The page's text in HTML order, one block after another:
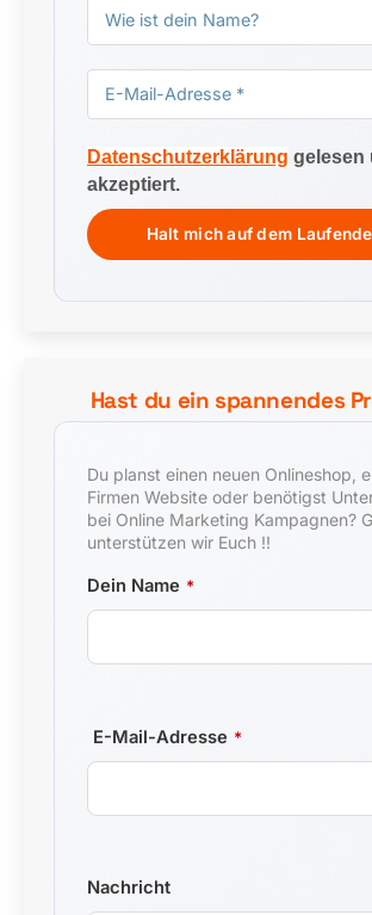
Datenschutzerklärung gelesen
akzeptiert.
Hast du ein spannendes
Du planst einen neuen Onlineshop,
Firmen Website oder benötigst
bei Online Marketing Kampagnen?
unterstützen wir Euch !!
Website
URL *
Dein Name *
E-Mail-Adresse *
Nachricht